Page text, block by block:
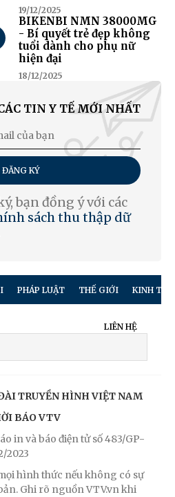
19/12/2025
BIKENBI NMN 38000MG
- Bí quyết trẻ đẹp không
tuổi dành cho phụ nữ
hiện đại
18/12/2025
TIN Y TẾ MỚI NHẤT
ĐĂNG KÝ
bạn đồng ý với các
sách thu thập dữ
PHÁP LUẬT THẾ GIỚI KINH TẾ
LIÊN HỆ
TRUYỀN HÌNH VIỆT NAM
BÁO VTV
in và báo điện tử số 483/GP-
2023
hình thức nếu không có sự
Ghi rõ nguồn VTV.vn khi